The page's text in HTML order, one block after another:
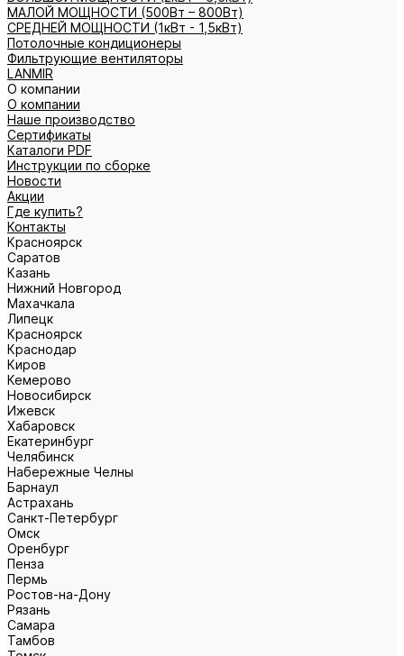
МАЛОЙ МОЩНОСТИ (500Вт – 800Вт)
СРЕДНЕЙ МОЩНОСТИ (1кВт - 1,5кВт)
Потолочные кондиционеры
Фильтрующие вентиляторы
LANMIR
О компании
О компании
Наше производство
Сертификаты
Каталоги PDF
Инструкции по сборке
Новости
Акции
Где купить?
Контакты
Красноярск
Саратов
Казань
Нижний Новгород
Махачкала
Липецк
Красноярск
Краснодар
Киров
Кемерово
Новосибирск
Ижевск
Хабаровск
Екатеринбург
Челябинск
Набережные Челны
Барнаул
Астрахань
Санкт-Петербург
Омск
Оренбург
Пенза
Пермь
Ростов-на-Дону
Рязань
Самара
Тамбов